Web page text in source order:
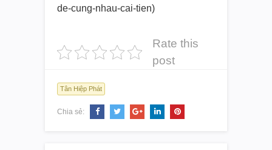
de-cung-nhau-cai-tien)
Rate this
post
Tân Hiệp Phát
Chia sẻ: